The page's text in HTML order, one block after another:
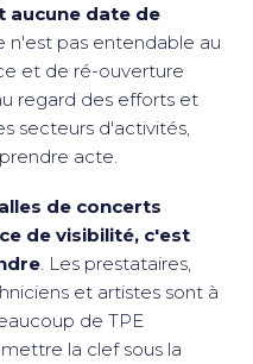
aucune date de
n'est pas entendable au
et de ré-ouverture
regard des efforts et
secteurs d'activités,
acte.
de concerts
de visibilité, c'est
. Les prestataires,
et artistes sont à
de TPE
la clef sous la